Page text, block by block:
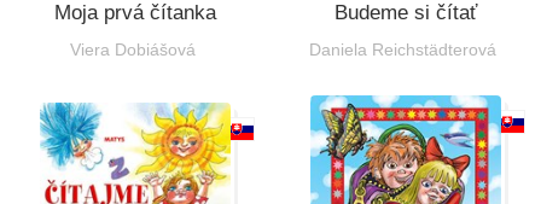
Moja prvá čítanka
Viera Dobiášová
Budeme si čítať
Daniela Reichstädterová